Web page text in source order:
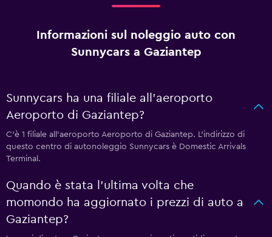
Informazioni sul noleggio auto con
Sunnycars a Gaziantep
Sunnycars ha una filiale all'aeroporto
Aeroporto di Gaziantep?
C'è 1 filiale all'aeroporto Aeroporto di Gaziantep. L'indirizzo di
questo centro di autonoleggio Sunnycars è Domestic Arrivals
Terminal.
Quando è stata l'ultima volta che
momondo ha aggiornato i prezzi di auto a
Gaziantep?